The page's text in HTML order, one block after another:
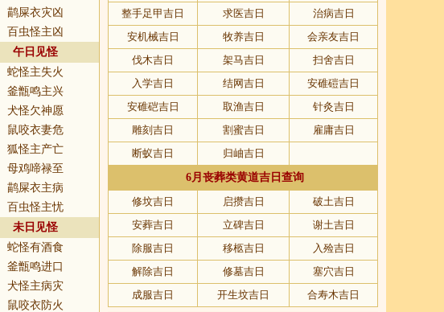
鹋屎衣灾凶
百虫怪主凶
午日见怪
蛇怪主失火
釜甑鸣主兴
犬怪欠神愿
鼠咬衣妻危
狐怪主产亡
母鸡啼禄至
鹋屎衣主病
百虫怪主忧
未日见怪
蛇怪有酒食
釜甑鸣进口
犬怪主病灾
鼠咬衣防火
整手足甲吉日
求医吉日
治病吉日
安机械吉日
牧养吉日
会亲友吉日
伐木吉日
架马吉日
扫舍吉日
入学吉日
结网吉日
安碓磑吉日
安碓硙吉日
取渔吉日
针灸吉日
雕刻吉日
割蜜吉日
雇庸吉日
断蚁吉日
归岫吉日
6月丧葬类黄道吉日查询
修坟吉日
启攒吉日
破土吉日
安葬吉日
立碑吉日
谢土吉日
除服吉日
移柩吉日
入殓吉日
解除吉日
修墓吉日
塞穴吉日
成服吉日
开生坟吉日 合寿木吉日